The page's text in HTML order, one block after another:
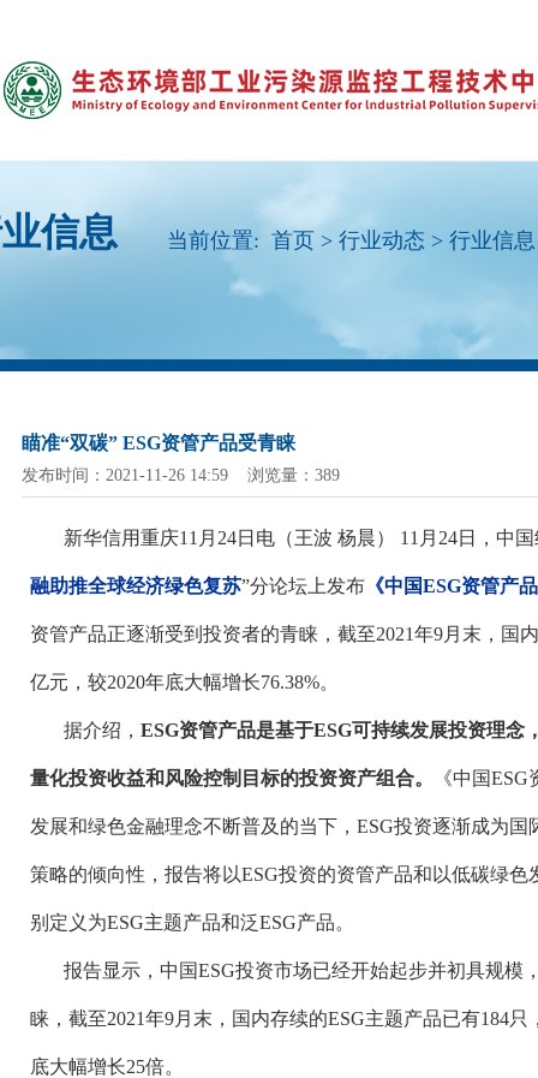
信息 当前位置: 首页 > 行业动态 > 行业信息
瞄准“双碳” ESG资管产品受青睐
发布时间：2021-11-26 14:59 浏览量：389
新华信用重庆11月24日电（王波 杨晨） 11月24日，中
融助推全球经济绿色复苏”分论坛上发布《中国ESG资管产
资管产品正逐渐受到投资者的青睐，截至2021年9月末，国
亿元，较2020年底大幅增长76.38%。
据介绍， ESG资管产品是基于ESG可持续发展投资理
量化投资收益和风险控制目标的投资资产组合。 《中国ESG
发展和绿色金融理念不断普及的当下，ESG投资逐渐成为
策略的倾向性，报告将以ESG投资的资管产品和以低碳绿
别定义为ESG主题产品和泛ESG产品。
报告显示，中国ESG投资市场已经开始起步并初具规模
睐，截至2021年9月末，国内存续的ESG主题产品已有184只
底大幅增长25倍。